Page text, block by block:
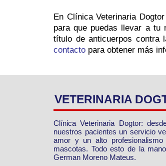
En Clínica Veterinaria
para que puedas llevar a tu
título de anticuerpos contra
contacto para obtener más
VETERINARIA
Clínica Veterinaria Dogtor:
nuestros pacientes un servicio
amor y un alto
mascotas. Todo esto de la
German Moreno Mateus.